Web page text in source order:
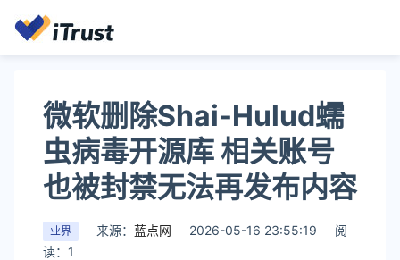
微软删除Shai-Hulud蠕
虫病毒开源库 相关账号
也被封禁无法再发布内容
业界 来源： 蓝点网 2026-05-16 23:55:19
阅
读：1